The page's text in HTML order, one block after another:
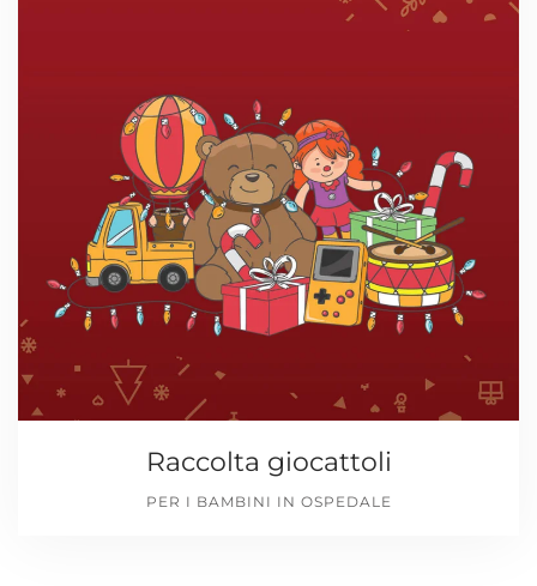
Raccolta giocattoli
PER I BAMBINI IN OSPEDALE